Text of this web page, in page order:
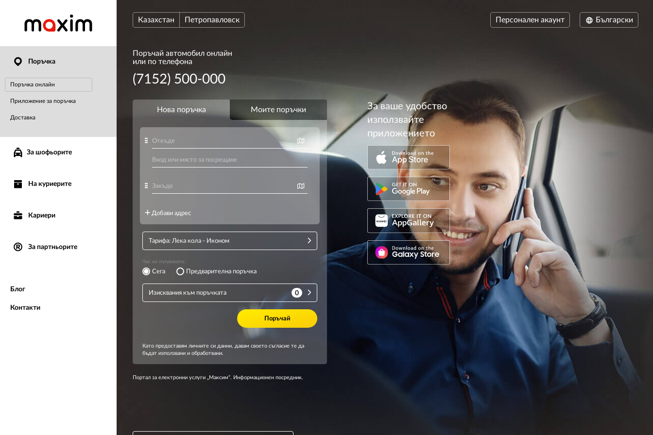
Поръчка
Поръчка онлайн
Приложение за поръчка
Доставка
За шофьорите
На куриерите
Кариери
За партньорите
Блог
Контакти
Казахстан Петропавловск Персонален акаунт Български
Поръчай автомобил онлайн
или по телефона
(7152) 500-000
Портал за електронни услуги „Максим“. Информационен посредник.
За ваше удобство
използвайте
приложението